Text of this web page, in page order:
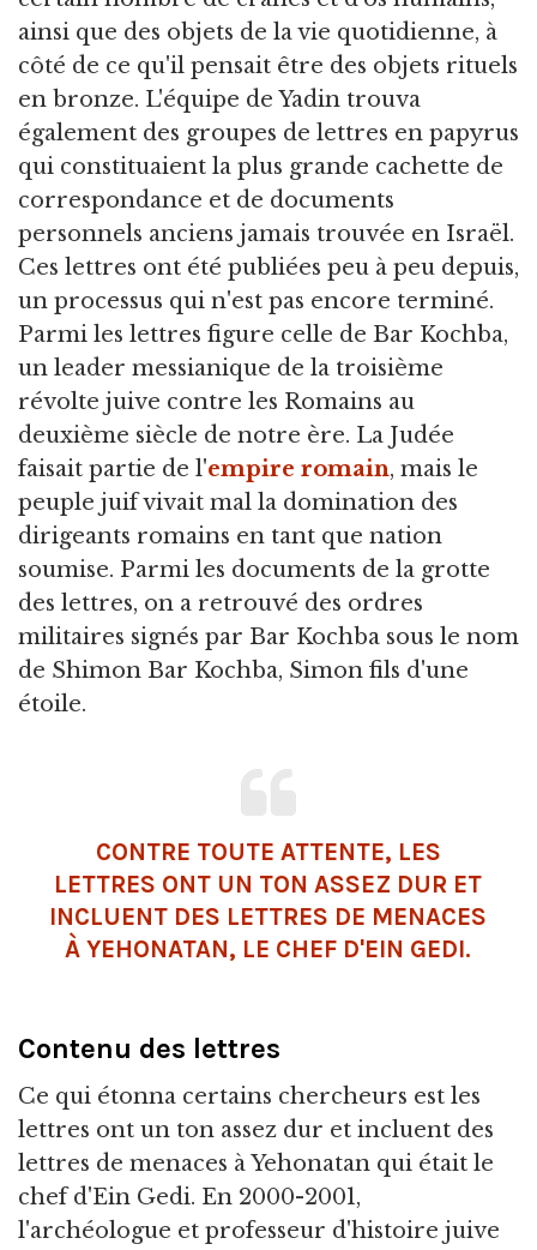
ainsi que des objets de la vie quotidienne, à
côté de ce qu'il pensait être des objets rituels
en bronze. L'équipe de Yadin trouva
également des groupes de lettres en papyrus
qui constituaient la plus grande cachette de
correspondance et de documents
personnels anciens jamais trouvée en Israël.
Ces lettres ont été publiées peu à peu depuis,
un processus qui n'est pas encore terminé.
Parmi les lettres figure celle de Bar Kochba,
un leader messianique de la troisième
révolte juive contre les Romains au
deuxième siècle de notre ère. La Judée
faisait partie de l'empire romain, mais le
peuple juif vivait mal la domination des
dirigeants romains en tant que nation
soumise. Parmi les documents de la grotte
des lettres, on a retrouvé des ordres
militaires signés par Bar Kochba sous le nom
de Shimon Bar Kochba, Simon fils d'une
étoile.
CONTRE TOUTE ATTENTE, LES
LETTRES ONT UN TON ASSEZ DUR ET
INCLUENT DES LETTRES DE MENACES
À YEHONATAN, LE CHEF D'EIN GEDI.
Contenu des lettres
Ce qui étonna certains chercheurs est les
lettres ont un ton assez dur et incluent des
lettres de menaces à Yehonatan qui était le
chef d'Ein Gedi. En 2000-2001,
l'archéologue et professeur d'histoire juive